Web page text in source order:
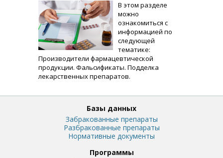
В этом разделе
можно
ознакомиться с
информацией по
следующей
тематике:
Производители фармацевтической
продукции. Фальсификаты. Подделка
лекарственных препаратов.
Базы данных
Забракованные препараты
Разбракованные препараты
Нормативные документы
Программы